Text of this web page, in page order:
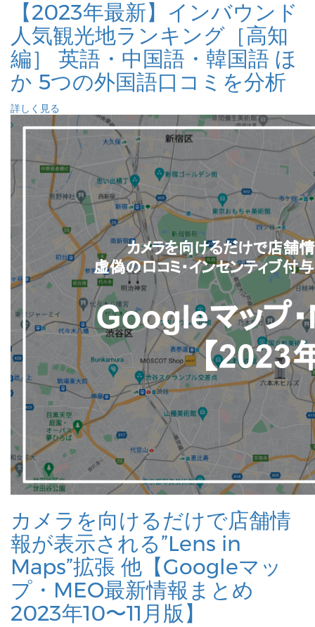
【2023年最新】インバウンド
人気観光地ランキング［高知
編］ 英語・中国語・韓国語 ほ
か 5つの外国語口コミを分析
詳しく見る
カメラを向けるだけで店舗情
報が表示される”Lens in
Maps”拡張 他【Googleマッ
プ・MEO最新情報まとめ
2023年10〜11月版】